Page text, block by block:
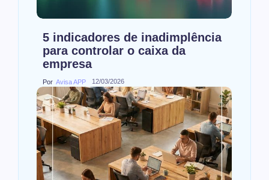
5 indicadores de inadimplência
para controlar o caixa da
empresa
Por Avisa APP 12/03/2026